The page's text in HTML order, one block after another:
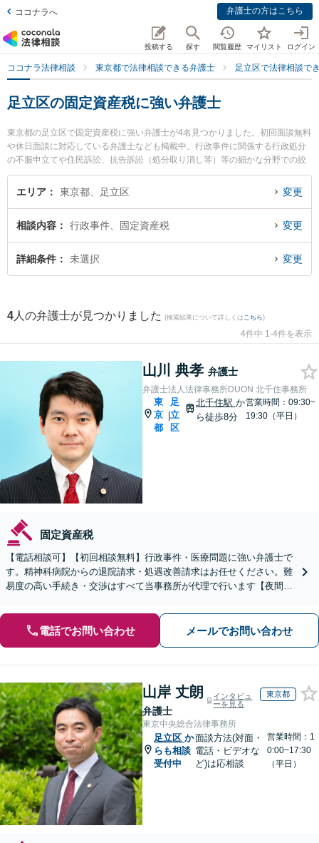
ココナラへ 弁護士の方はこちら
投稿する 探す 閲覧履歴 マイリスト ログイン
ココナラ法律相談 東京都で法律相談できる弁護士 足立区で法律相談で
足立区の固定資産税に強い弁護士
東京都の足立区で固定資産税に強い弁護士が4名見つかりました。初回面談無料
や休日面談に対応している弁護士なども掲載中。行政事件に関係する行政処分
の不服申立てや住民訴訟、抗告訴訟（処分取り消し等）等の細かな分野での絞
り込み検索もでき便利です。特に弁護士法人法律事務所DUON 北千住事務所の
山川 典孝弁護士や杉山法律事務所の杉山 成榮 弁護士、弁護士法人北千住パブ
を今すぐに弁護士に相談したい』『固定資産税のトラブル解決の実績豊富な近
くの弁護士を検索したい』『初回相談無料で固定資産税を法律相談できる足立
区内の弁護士に相談予約したい』などでお困りの相談者さんにおすすめです。
エリア 東京都、足立区 変更
相談内容 行政事件、固定資産税 変更
詳細条件 未選択 変更
4 人の弁護士が見つかりました (検索結果について詳しくは こちら)
4件中 1-4件を表示
山川 典孝 弁護士
弁護士法人法律事務所DUON 北千住事務所
東
京
都
|
足
立
区
北千住駅 か
ら徒歩8分
営業時間：09:30~
19:30（平日）
固定資産税
【電話相談可】【初回相談無料】行政事件・医療問題に強い弁護士で
す。精神科病院からの退院請求・処遇改善請求はお任せください。難
易度の高い手続き・交渉はすべて当事務所が代理で行います【夜間・
電話でお問い合わせ メールでお問い合わせ
山岸 丈朗
弁護士
インタビュ
ーを見る
東京都
東京中央総合法律事務所
足立区 か
らも相談
受付中
面談方法(対面・
電話・ビデオな
ど)は応相談
営業時間：1
0:00~17:30
（平日）